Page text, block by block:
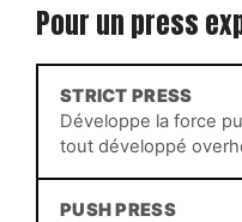
Pour un press
STRICT PRESS
Développe la force
tout développé
PUSH PRESS